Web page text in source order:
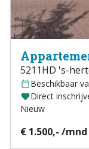
5211HD 's-
Beschikbaar
Direct
Nieuw
€ 1.500,- /mnd